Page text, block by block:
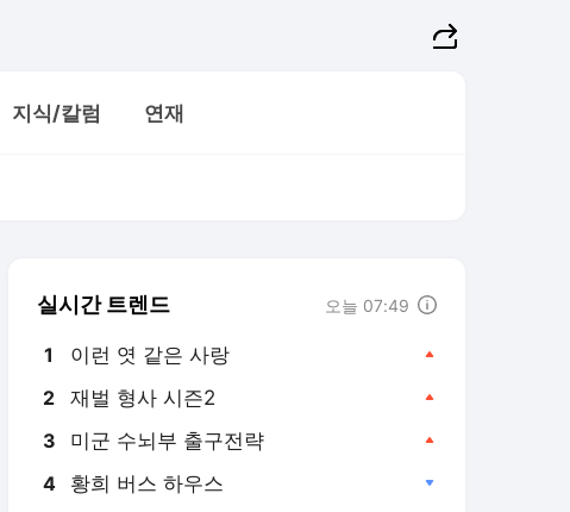
지식/칼럼 연재
김도훈의 하입 나우
실시간 트렌드 오늘 07:49
1
이런 엿 같은 사랑
2
재벌 형사 시즌2
3
미군 수뇌부 출구전략
4
황희 버스 하우스